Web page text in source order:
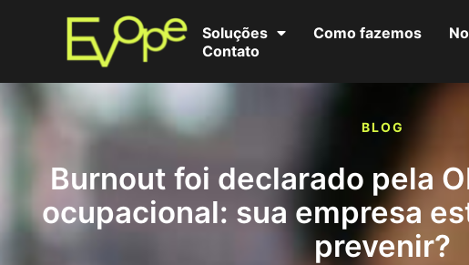
Soluções Como fazemos
Contato
BLOG
Burnout foi declarado pela
ocupacional: sua empresa
prevenir?